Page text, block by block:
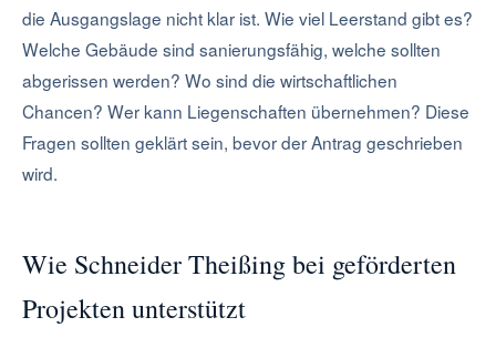
die Ausgangslage nicht klar ist. Wie viel Leerstand gibt es?
Welche Gebäude sind sanierungsfähig, welche sollten
abgerissen werden? Wo sind die wirtschaftlichen
Chancen? Wer kann Liegenschaften übernehmen? Diese
Fragen sollten geklärt sein, bevor der Antrag geschrieben
wird.
Wie Schneider Theißing bei geförderten
Projekten unterstützt